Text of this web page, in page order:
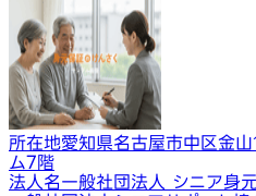
所在地愛知県名古屋市中区金
ム7階
法人名一般社団法人 シニア身